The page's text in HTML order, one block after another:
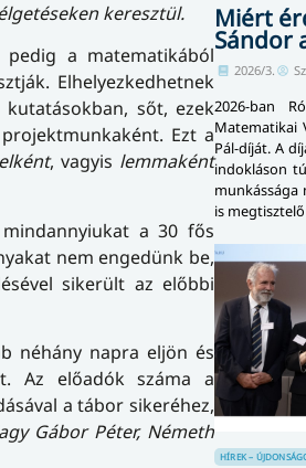
keresztül.
a matematikából
Elhelyezkedhetnek
sőt, ezek
Ezt a
, vagyis lemmaként
a 30 fős
nem engedünk be,
sikerült az előbbi
néhány napra eljön és
Az előadók száma a
a tábor sikeréhez,
Gábor Péter, Németh
Miért
Sándor
2026/3.
2026-ban
Matematikai
Pál-díját. A
indokláson
is
HÍREK –